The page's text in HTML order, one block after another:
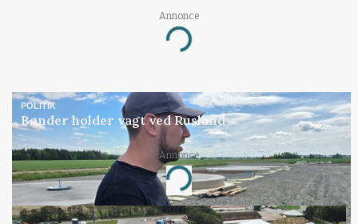
Annonce
Loading...
POLITIK
Bønder holder vagt ved Rusland
Annonce
Loading...